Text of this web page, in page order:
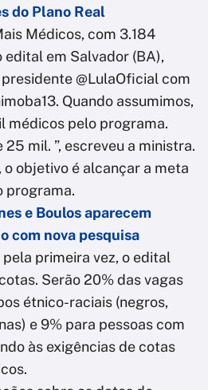
do Plano Real
Médicos, com 3.184
edital em Salvador (BA),
@LulaOficial com
Quando assumimos,
médicos pelo programa.
mil. ”, escreveu a ministra.
o objetivo é alcançar a meta
programa.
e Boulos aparecem
com nova pesquisa
primeira vez, o edital
Serão 20% das vagas
étnico-raciais (negros,
e 9% para pessoas com
às exigências de cotas